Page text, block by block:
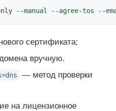
--manual --agree-tos --
сертификата;
вручную.
=dns
— метод проверки
на лицензионное